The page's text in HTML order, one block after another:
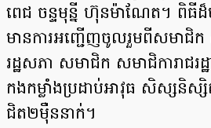
ពេជ ចន្ទមុន្នី ហ៊ុនម៉ាណែត។ ពិធីដ៏
មានការអញ្ជើញចូលរួមពីសមាជិក
រដ្ឋសភា សមាជិក សមាជិការាជរដ្ឋ
កងកម្លាំងប្រដាប់អាវុធ សិស្សនិស្
ជិត២ម៉ឺននាក់។